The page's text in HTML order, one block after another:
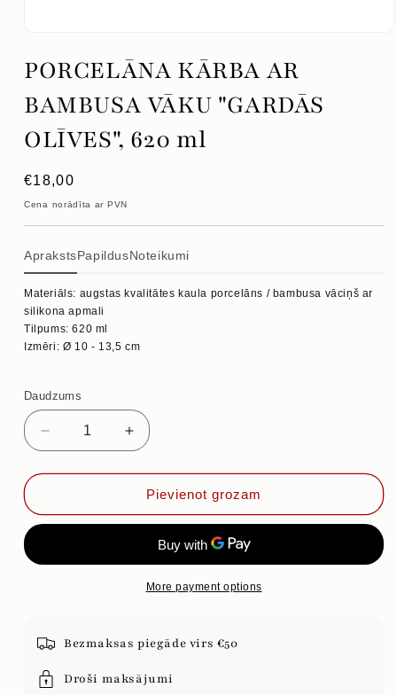
1
modālajā
PORCELĀNA KĀRBA AR
BAMBUSA VĀKU "GARDĀS
OLĪVES", 620 ml
Parastā
cena
€18,00
Cena norādīta ar PVN
AprakstsPapildusNoteikumi
Materiāls: augstas kvalitātes kaula porcelāns / bambusa vāciņš ar
silikona apmali
Tilpums: 620 ml
Izmēri: Ø 10 - 13,5 cm
Daudzums
Samazināt
daudzumu
priekš
KĀRBA
VĀKU
&quot;GARDĀS
ml
Palielināt
daudzumu
priekš
PORCELĀNA
KĀRBA
BAMBUSA
VĀKU
&quot;GARDĀS
ml
Pievienot grozam
More payment options
Bezmaksas piegāde virs €50
Droši maksājumi